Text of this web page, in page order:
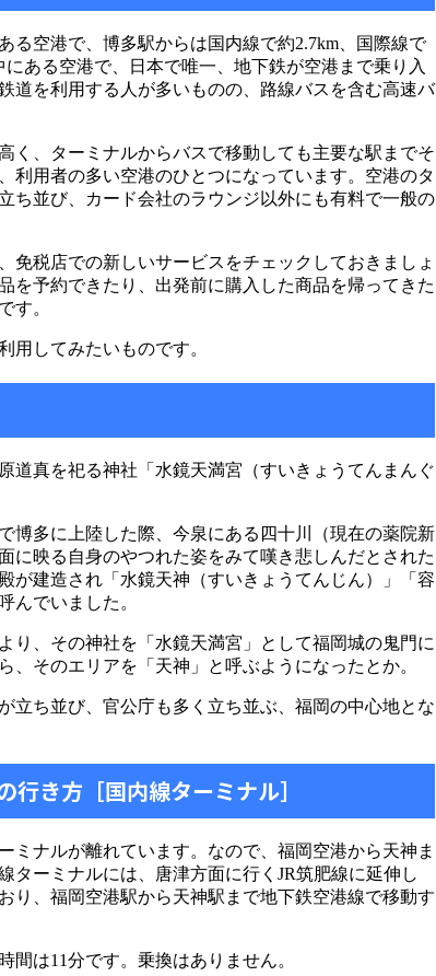
る空港で、博多駅からは国内線で約2.7km、国際線で
ある空港で、日本で唯一、地下鉄が空港まで乗り入
道を利用する人が多いものの、路線バスを含む高速バ
く、ターミナルからバスで移動しても主要な駅までそ
利用者の多い空港のひとつになっています。空港のタ
ち並び、カード会社のラウンジ以外にも有料で一般の
免税店での新しいサービスをチェックしておきましょ
を予約できたり、出発前に購入した商品を帰ってきた
す。
用してみたいものです。
道真を祀る神社「水鏡天満宮（すいきょうてんまんぐ
博多に上陸した際、今泉にある四十川（現在の薬院新
に映る自身のやつれた姿をみて嘆き悲しんだとされた
が建造され「水鏡天神（すいきょうてんじん）」「容
んでいました。
り、その神社を「水鏡天満宮」として福岡城の鬼門に
、そのエリアを「天神」と呼ぶようになったとか。
立ち並び、官公庁も多く立ち並ぶ、福岡の中心地とな
き方［国内線ターミナル］
ミナルが離れています。なので、福岡空港から天神ま
ターミナルには、唐津方面に行くJR筑肥線に延伸し
り、福岡空港駅から天神駅まで地下鉄空港線で移動す
間は11分です。乗換はありません。